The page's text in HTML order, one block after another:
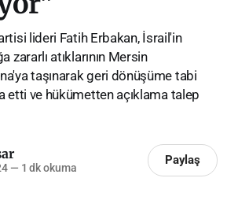
lideri Fatih Erbakan, İsrail'in
zararlı atıklarının Mersin
taşınarak geri dönüşüme tabi
etti ve hükümetten açıklama talep
— 1 dk okuma
Paylaş